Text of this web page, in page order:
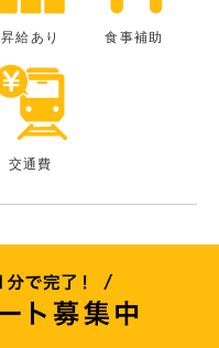
昇給あり 食事補助
交通費